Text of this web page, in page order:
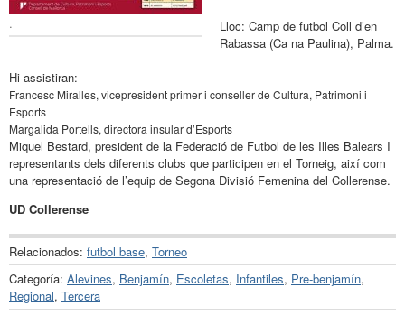
.
Lloc: Camp de futbol Coll d’en
Rabassa (Ca na Paulina), Palma.
Hi assistiran:
Francesc Miralles, vicepresident primer i conseller de Cultura, Patrimoni i
Esports
Margalida Portells, directora insular d’Esports
Miquel Bestard, president de la Federació de Futbol de les Illes Balears I
representants dels diferents clubs que participen en el Torneig, així com
una representació de l’equip de Segona Divisió Femenina del Collerense.
UD Collerense
Relacionados: futbol base, Torneo
Categoría: Alevines, Benjamín, Escoletas, Infantiles, Pre-benjamín,
Regional, Tercera